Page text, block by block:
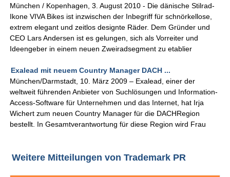
München / Kopenhagen, 3. August 2010 - Die dänische Stilrad-
Ikone VIVA Bikes ist inzwischen der Inbegriff für schnörkellose,
extrem elegant und zeitlos designte Räder. Dem Gründer und
CEO Lars Andersen ist es gelungen, sich als Vorreiter und
Ideengeber in einem neuen Zweiradsegment zu etablier
Exalead mit neuem Country Manager DACH ...
München/Darmstadt, 10. März 2009 – Exalead, einer der
weltweit führenden Anbieter von Suchlösungen und Information-
Access-Software für Unternehmen und das Internet, hat Irja
Wichert zum neuen Country Manager für die DACHRegion
bestellt. In Gesamtverantwortung für diese Region wird Frau
Weitere Mitteilungen von Trademark PR